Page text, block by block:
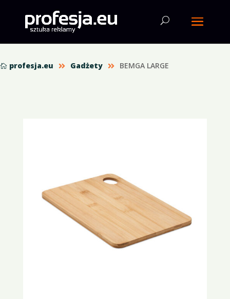
 profesja.eu  Gadżety  BEMGA LARGE